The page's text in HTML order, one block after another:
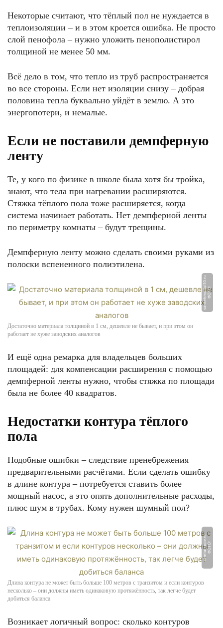
Некоторые считают, что тёплый пол не нуждается в
теплоизоляции – и в этом кроется ошибка. Не просто
слой пенофола – нужно уложить пенополистирол
толщиной не менее 50 мм.
Всё дело в том, что тепло из труб распространяется
во все стороны. Если нет изоляции снизу – добрая
половина тепла буквально уйдёт в землю. А это
энергопотери, и немалые.
Если не поставили демпферную
ленту
Те, у кого по физике в школе была хотя бы тройка,
знают, что тела при нагревании расширяются.
Стяжка тёплого пола тоже расширяется, когда
система начинает работать. Нет демпферной ленты
по периметру комнаты – будут трещины.
Демпферную ленту можно сделать своими руками из
полоски вспененного полиэтилена.
Ф
О
Т
О:
s
a
n
t
e
h
m
o
d
ul
1
0.
r
u
Достаточно материала толщиной в 1 см, дешевле не бывает, и при этом он
работает не хуже заводских аналогов
И ещё одна ремарка для владельцев больших
площадей: для компенсации расширения с помощью
демпферной ленты нужно, чтобы стяжка по площади
была не более 40 квадратов.
Недостатки контура тёплого
пола
Подобные ошибки – следствие пренебрежения
предварительными расчётами. Если сделать ошибку
в длине контура – потребуется ставить более
мощный насос, а это опять дополнительные расходы,
плюс шум в трубах. Кому нужен шумный пол?
Ф
О
Т
О:
r
e
m
t
a
m
b
o
v.
r
u
Длина контура не может быть больше 100 метров с транзитом и если контуров
несколько – они должны иметь одинаковую протяжённость, так легче будет
добиться баланса
Возникает логичный вопрос: сколько контуров